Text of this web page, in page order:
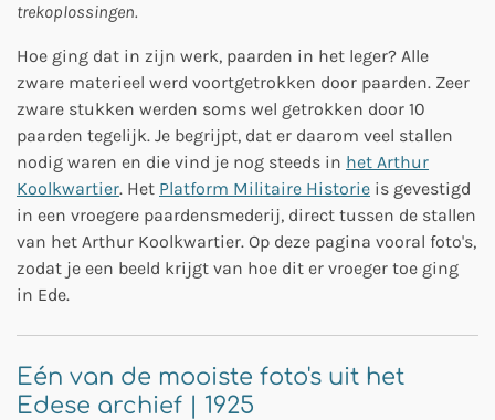
trekoplossingen.
Hoe ging dat in zijn werk, paarden in het leger? Alle
zware materieel werd voortgetrokken door paarden. Zeer
zware stukken werden soms wel getrokken door 10
paarden tegelijk. Je begrijpt, dat er daarom veel stallen
nodig waren en die vind je nog steeds in het Arthur
Koolkwartier. Het Platform Militaire Historie is gevestigd
in een vroegere paardensmederij, direct tussen de stallen
van het Arthur Koolkwartier. Op deze pagina vooral foto's,
zodat je een beeld krijgt van hoe dit er vroeger toe ging
in Ede.
Eén van de mooiste foto's uit het
Edese archief | 1925